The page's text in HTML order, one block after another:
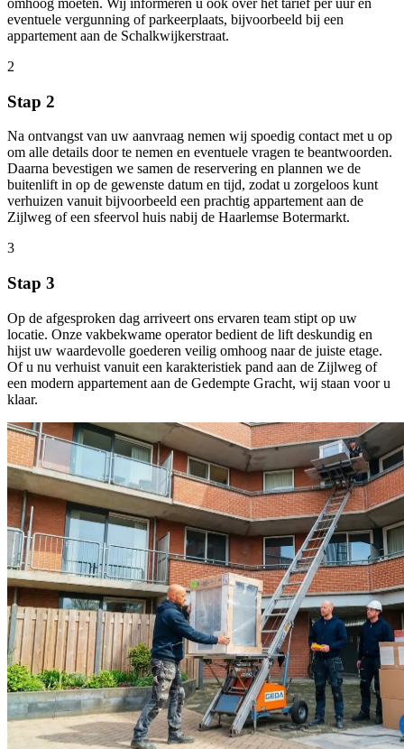
omhoog moeten. Wij informeren u ook over het tarief per uur en
eventuele vergunning of parkeerplaats, bijvoorbeeld bij een
appartement aan de Schalkwijkerstraat.
2
Stap 2
Na ontvangst van uw aanvraag nemen wij spoedig contact met u op
om alle details door te nemen en eventuele vragen te beantwoorden.
Daarna bevestigen we samen de reservering en plannen we de
buitenlift in op de gewenste datum en tijd, zodat u zorgeloos kunt
verhuizen vanuit bijvoorbeeld een prachtig appartement aan de
Zijlweg of een sfeervol huis nabij de Haarlemse Botermarkt.
3
Stap 3
Op de afgesproken dag arriveert ons ervaren team stipt op uw
locatie. Onze vakbekwame operator bedient de lift deskundig en
hijst uw waardevolle goederen veilig omhoog naar de juiste etage.
Of u nu verhuist vanuit een karakteristiek pand aan de Zijlweg of
een modern appartement aan de Gedempte Gracht, wij staan voor u
klaar.